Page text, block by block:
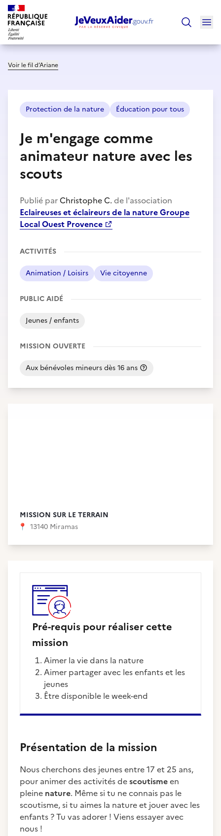
Voir le fil d’Ariane
Protection de la nature Éducation pour tous
Je m'engage comme
animateur nature avec les
scouts
Publié par Christophe C. de l'association
Eclaireuses et éclaireurs de la nature Groupe
Local Ouest Provence
ACTIVITÉS
Animation / Loisirs Vie citoyenne
PUBLIC AIDÉ
Jeunes / enfants
MISSION OUVERTE
Aux bénévoles mineurs dès 16 ans
MISSION SUR LE TERRAIN
📍 13140 Miramas
Pré-requis pour réaliser cette
mission
aimer la vie dans la nature
aimer partager avec les enfants et les
jeunes
être disponible le week-end
Présentation de la mission
Nous cherchons des jeunes entre 17 et 25 ans,
pour animer des activités descoutismeen
pleine nature. Même si tu ne connais pas le
scoutisme, si tu aimes la nature et jouer avec les
enfants ? Tu vas adorer ! Viens essayer avec
nous !